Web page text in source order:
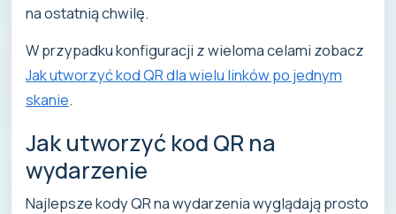
na ostatnią chwilę.
W przypadku konfiguracji z wieloma celami zobacz
Jak utworzyć kod QR dla wielu linków po jednym
skanie.
Jak utworzyć kod QR na
wydarzenie
Najlepsze kody QR na wydarzenia wyglądają prosto